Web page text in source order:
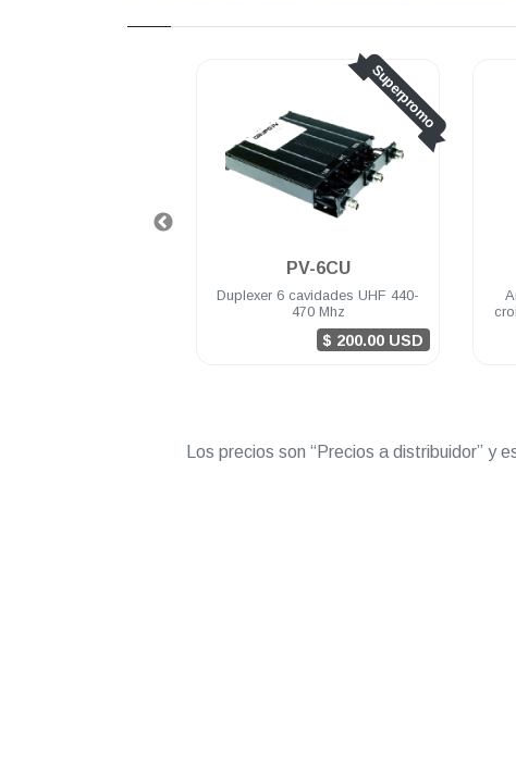
Superpromo
PV-6CU
Duplexer 6 cavidades UHF 440-
470 Mhz
$ 200.00 USD
Los precios son “Precios a distribuidor”